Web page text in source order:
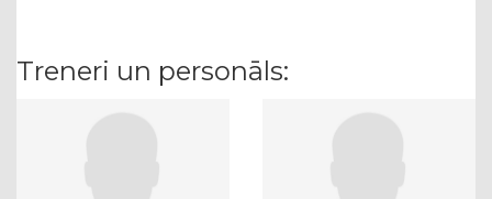
Treneri un personāls: